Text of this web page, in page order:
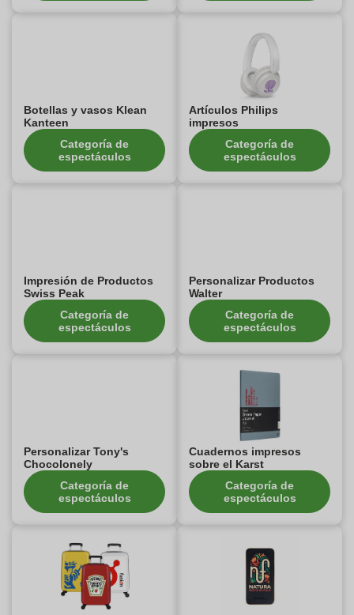
Botellas y vasos Klean
Kanteen
Categoría de
espectáculos
Artículos Philips
impresos
Categoría de
espectáculos
Impresión de Productos
Swiss Peak
Categoría de
espectáculos
Personalizar Productos
Walter
Categoría de
espectáculos
Personalizar Tony's
Chocolonely
Categoría de
espectáculos
Cuadernos impresos
sobre el Karst
Categoría de
espectáculos